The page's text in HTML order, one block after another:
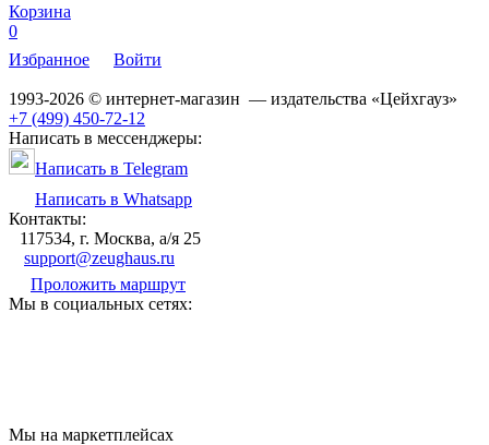
Корзина
0
Избранное
Войти
1993-2026 © интернет-магазин — издательства «Цейхгауз»
+7 (499) 450-72-12
Написать в мессенджеры:
Написать в Telegram
Написать в Whatsapp
Контакты:
117534, г. Москва, а/я 25
support@zeughaus.ru
Проложить маршрут
Мы в социальных сетях:
Мы на маркетплейсах